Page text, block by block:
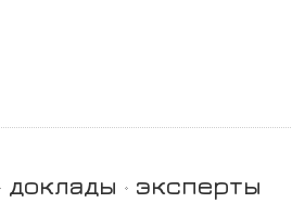
доклады эксперты